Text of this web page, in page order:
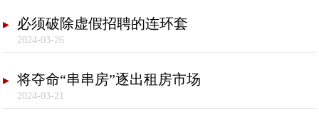
必须破除虚假招聘的连环套
2024-03-26
将夺命“串串房”逐出租房市场
2024-03-21